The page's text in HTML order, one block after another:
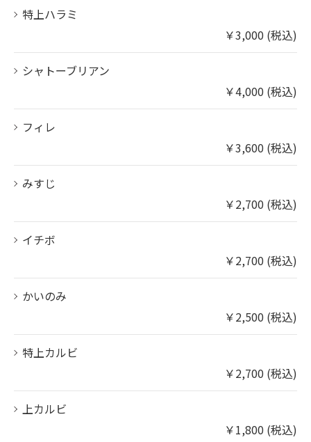
特上ハラミ
￥3,000 (税込)
シャトーブリアン
￥4,000 (税込)
フィレ
￥3,600 (税込)
みすじ
￥2,700 (税込)
イチボ
￥2,700 (税込)
かいのみ
￥2,500 (税込)
特上カルビ
￥2,700 (税込)
上カルビ
￥1,800 (税込)